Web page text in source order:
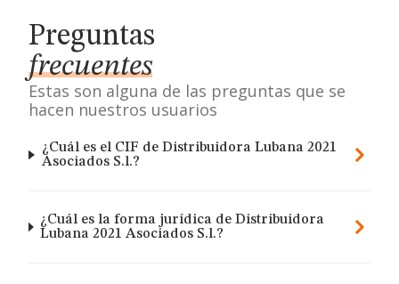
Preguntas
frecuentes
Estas son alguna de las preguntas que se
hacen nuestros usuarios
¿Cuál es el CIF de Distribuidora Lubana 2021
Asociados S.l.?
¿Cuál es la forma jurídica de Distribuidora
Lubana 2021 Asociados S.l.?